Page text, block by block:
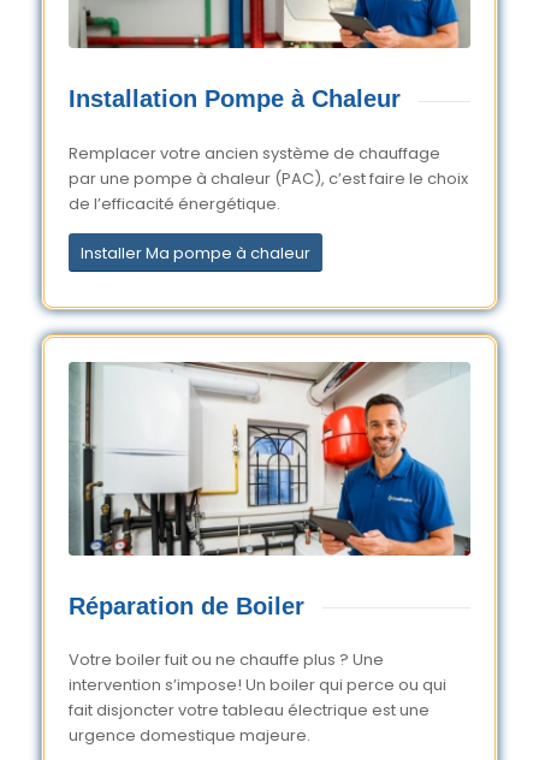
Installation Pompe à Chaleur
Remplacer votre ancien système de chauffage
par une pompe à chaleur (PAC), c’est faire le choix
de l’efficacité énergétique.
Installer Ma pompe à chaleur
Réparation de Boiler
Votre boiler fuit ou ne chauffe plus ? Une
intervention s’impose! Un boiler qui perce ou qui
fait disjoncter votre tableau électrique est une
urgence domestique majeure.